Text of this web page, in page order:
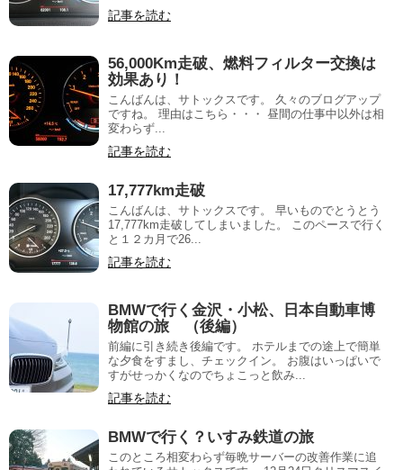
記事を読む
56,000Km走破、燃料フィルター交換は
効果あり！
こんばんは、サトックスです。 久々のブログアップ
ですね。 理由はこちら・・・ 昼間の仕事中以外は相
変わらず...
記事を読む
17,777km走破
こんばんは、サトックスです。 早いものでとうとう
17,777km走破してしまいました。 このペースで行く
と１２カ月で26...
記事を読む
BMWで行く金沢・小松、日本自動車博
物館の旅 （後編）
前編に引き続き後編です。 ホテルまでの途上で簡単
な夕食をすまし、チェックイン。 お腹はいっぱいで
すがせっかくなのでちょこっと飲み...
記事を読む
BMWで行く？いすみ鉄道の旅
このところ相変わらず毎晩サーバーの改善作業に追